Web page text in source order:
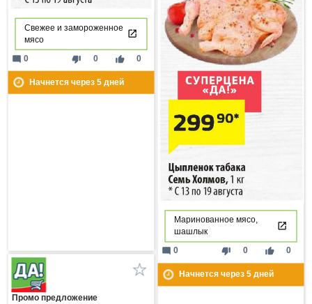
Свежее и замороженное
мясо
thumb_down 0 thumb_up 0
mode_comment 0
Начнется через 5дней
Маринованное мясо,
шашлык
thumb_down 0 thumb_up 0
mode_comment 0
Начнется через 5дней
Промо предложение